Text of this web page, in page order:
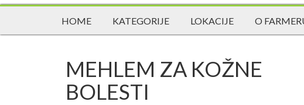
HOME KATEGORIJE LOKACIJE O
MEHLEM ZA KOŽNE
BOLESTI